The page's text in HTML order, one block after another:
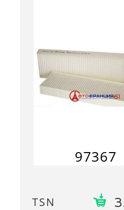
97367
TSN